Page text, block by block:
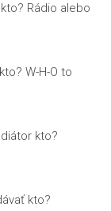
Rádio alebo
W-H-O to
kto?
kto?